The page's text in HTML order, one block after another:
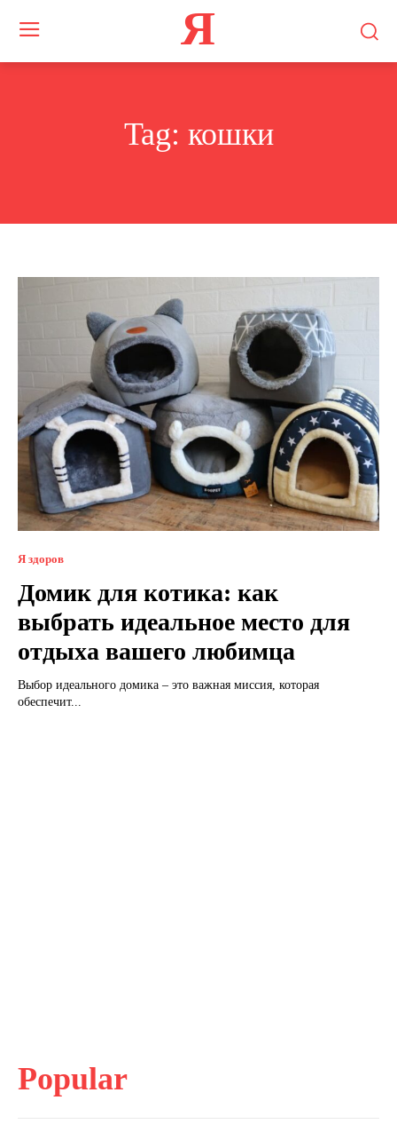
Я
Tag: кошки
Я здоров
Домик для котика: как
выбрать идеальное место для
отдыха вашего любимца
Выбор идеального домика – это важная миссия, которая
обеспечит...
Popular